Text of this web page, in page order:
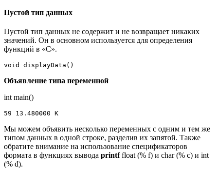
Пустой тип данных
Пустой тип данных не содержит и не возвращает никаких
значений. Он в основном используется для определения
функций в «C».
void displayData()
Объявление типа переменной
int main()
59 13.480000 K
Мы можем объявить несколько переменных с одним и тем же
типом данных в одной строке, разделив их запятой. Также
обратите внимание на использование спецификаторов
формата в функциях вывода printffloat (% f) и char (% c) и int
(% d).